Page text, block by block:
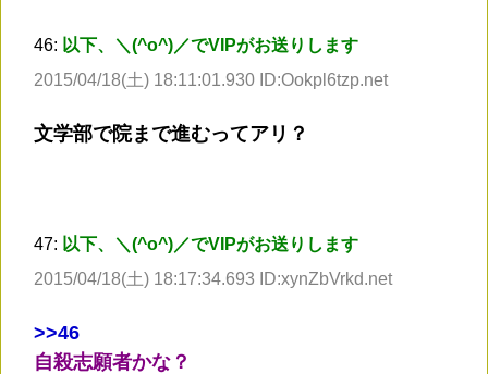
46: 以下、＼(^o^)／でVIPがお送りします
2015/04/18(土) 18:11:01.930 ID:Ookpl6tzp.net
文学部で院まで進むってアリ？
47: 以下、＼(^o^)／でVIPがお送りします
2015/04/18(土) 18:17:34.693 ID:xynZbVrkd.net
>>46
自殺志願者かな？